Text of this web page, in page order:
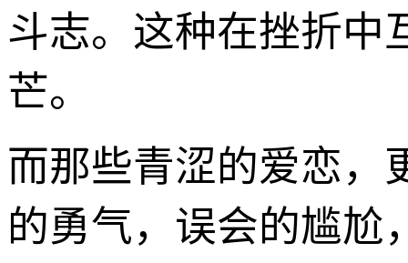
斗志。这种在挫折中
芒。
而那些青涩的爱恋，
的勇气，误会的尴尬